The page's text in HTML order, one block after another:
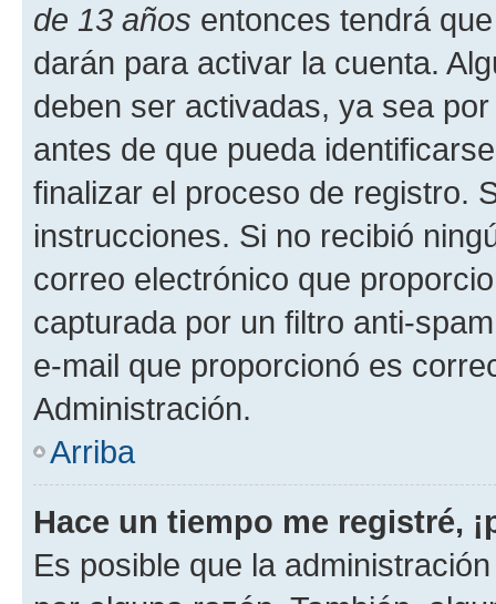
de 13 años entonces tendrá
darán para activar la cuenta.
deben ser activadas, ya sea
antes de que pueda
finalizar el proceso de registro.
instrucciones. Si no recibió
correo electrónico que
capturada por un filtro anti-
e-mail que proporcionó es
Administración.
Arriba
Hace un tiempo me registré,
Es posible que la